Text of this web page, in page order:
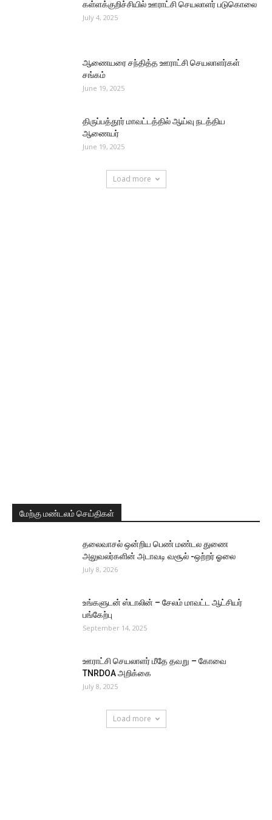
கள்ளக்குறிச்சியில் ஊராட்சி செயலாளர் படுகொலை
July 4, 2025
ஆணையரை சந்தித்த ஊராட்சி செயலாளர்கள்
சங்கம்
June 19, 2025
திருப்பத்தூர் மாவட்டத்தில் ஆய்வு நடத்திய
ஆணையர்
June 19, 2025
Load more
மேற்கு மண்டலம் செய்திகள்
தலைவாசல் ஒன்றிய பெண் மண்டல துணை
அலுவலர்களின் அடாவடி வசூல் -ஒற்றர் ஓலை
July 8, 2026
உங்களுடன் ஸ்டாலின் – சேலம் மாவட்ட ஆட்சியர்
பங்கேற்பு
September 14, 2025
ஊராட்சி செயலாளர் மீதே தவறு – கோவை
TNRDOA அறிக்கை
July 8, 2025
Load more